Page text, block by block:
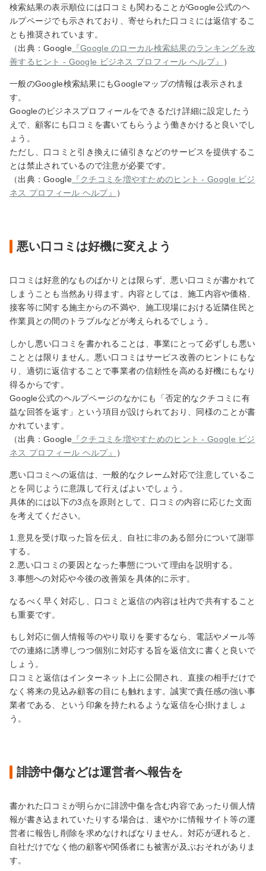
検索結果の表示順位には口コミも関わることがGoogle公式のヘ
ルプページでも示されており、寄せられた口コミには返信するこ
とも推奨されています。
（出典：Google『Google のローカル検索結果のランキングを改
善するヒント - Google ビジネス プロフィール ヘルプ』
）
一般のGoogle検索結果にもGoogleマップの情報は表示されま
す。
Googleのビジネスプロフィールをできるだけ詳細に設定したう
えで、顧客にも口コミを書いてもらうよう働きかけると良いでし
ょう。
ただし、口コミと引き換えに値引きなどのサービスを提供するこ
とは禁止されているので注意が必要です。
（出典：Google『クチコミを増やすためのヒント - Google ビジ
ネス プロフィール ヘルプ』
）
悪い口コミは好機に変えよう
口コミは好意的なものばかりとは限らず、悪い口コミが書かれて
しまうことも当然あり得ます。内容としては、施工内容や価格、
接客等に関する施主からの不満や、施工現場における近隣住民と
作業員との間のトラブルなどが考えられるでしょう。
しかし悪い口コミを書かれることは、事業にとって必ずしも悪い
こととは限りません。悪い口コミはサービス改善のヒントにもな
り、適切に返信することで事業者の信頼性を高める好機にもなり
得るからです。
Google公式のヘルプページのなかにも「否定的なクチコミに有
益な回答を返す」という項目が設けられており、同様のことが書
かれています。
（出典：Google『クチコミを増やすためのヒント - Google ビジ
ネス プロフィール ヘルプ』
）
悪い口コミへの返信は、一般的なクレーム対応で注意しているこ
とを同じように意識して行えばよいでしょう。
具体的には以下の3点を原則として、口コミの内容に応じた文面
を考えてください。
1.意見を受け取った旨を伝え、自社に非のある部分について謝罪
する。
2.悪い口コミの要因となった事態について理由を説明する。
3.事態への対応や今後の改善策を具体的に示す。
なるべく早く対応し、口コミと返信の内容は社内で共有すること
も重要です。
もし対応に個人情報等のやり取りを要するなら、電話やメール等
での連絡に誘導しつつ個別に対応する旨を返信文に書くと良いで
しょう。
口コミと返信はインターネット上に公開され、直接の相手だけで
なく将来の見込み顧客の目にも触れます。誠実で責任感の強い事
業者である、という印象を持たれるような返信を心掛けましょ
う。
誹謗中傷などは運営者へ報告を
書かれた口コミが明らかに誹謗中傷を含む内容であったり個人情
報が書き込まれていたりする場合は、速やかに情報サイト等の運
営者に報告し削除を求めなければなりません。対応が遅れると、
自社だけでなく他の顧客や関係者にも被害が及ぶおそれがありま
す。